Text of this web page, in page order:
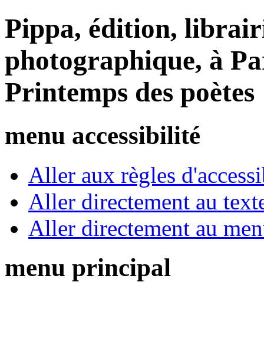
Pippa, édition,
photographique, à
Printemps des poètes
menu accessibilité
Aller aux règles
Aller directement au
Aller directement au
menu principal